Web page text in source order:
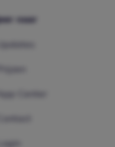
naar
App Center
Login